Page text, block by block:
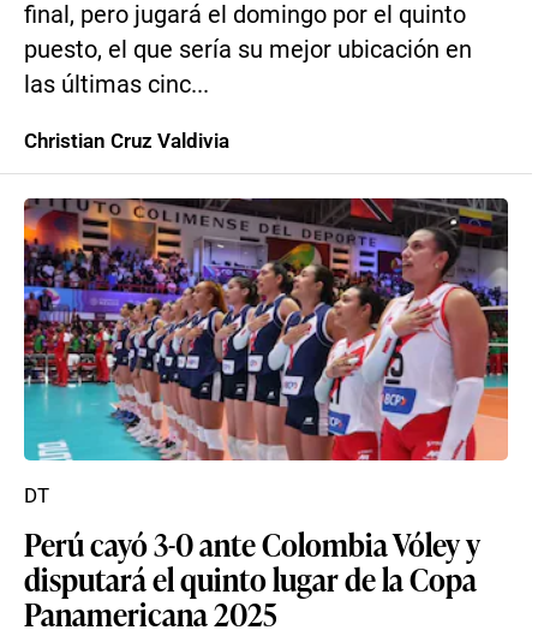
final, pero jugará el domingo por el quinto
puesto, el que sería su mejor ubicación en
las últimas cinc...
Christian Cruz Valdivia
Perú cayó 3-0 ante Colombia Vóley y
disputará el quinto lugar de la Copa
Panamericana 2025
DT